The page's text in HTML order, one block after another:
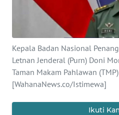
Kepala Badan Nasional
Letnan Jenderal (Purn) Doni
Taman Makam Pahlawan
[WahanaNews.co/Istimewa]
Ikuti
INTERNASIONAL
SERBA-SERBI
PENDIDIKAN